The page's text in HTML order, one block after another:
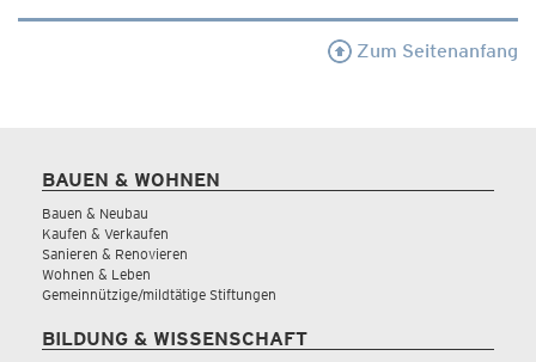
Zum Seitenanfang
BAUEN & WOHNEN
Bauen & Neubau
Kaufen & Verkaufen
Sanieren & Renovieren
Wohnen & Leben
Gemeinnützige/mildtätige Stiftungen
BILDUNG & WISSENSCHAFT